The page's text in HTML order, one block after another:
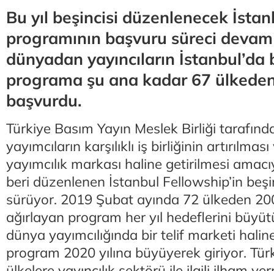
Bu yıl beşincisi düzenlenecek
programının başvuru süreci
dünyadan yayıncıların İstanbul’da
programa şu ana kadar 67 ülkeden
başvurdu.
Türkiye Basım Yayın Meslek Birliği
yayımcıların karşılıklı iş birliğinin
yayımcılık markası haline getirilmesi
beri düzenlenen İstanbul Fellowship’in
sürüyor. 2019 Şubat ayında 72 ülkeden
ağırlayan program her yıl hedeflerini
dünya yayımcılığında bir telif marketi
program 2020 yılına büyüyerek giriyor.